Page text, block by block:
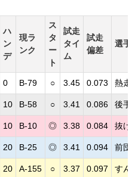
ハ
ン
デ
現ラ
ンク
ス
タ
ー
ト
試走
タイ
ム
試走
偏差
選手
0 B-79 ○ 3.45 0.073 熱走
10 B-58 ○ 3.41 0.086 後手
10 B-10 ◎ 3.38 0.084 抜け
20 B-25 ◎ 3.41 0.094 前団
20 A-155 ○ 3.37 0.097 すん